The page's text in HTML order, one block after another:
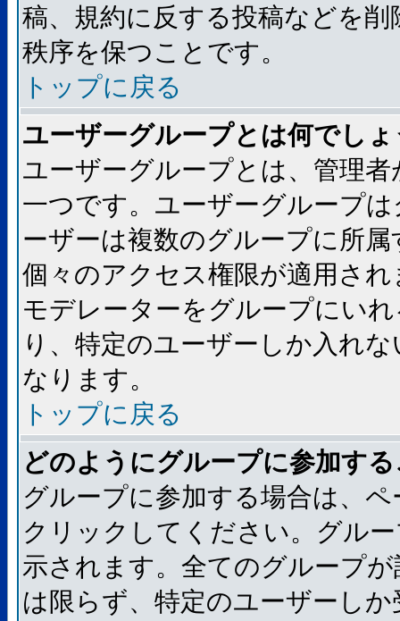
稿、規約に反する投稿などを
秩序を保つことです。
トップに戻る
ユーザーグループとは何でし
ユーザーグループとは、管理
一つです。ユーザーグループ
ーザーは複数のグループに所
個々のアクセス権限が適用さ
モデレーターをグループにい
り、特定のユーザーしか入れ
なります。
トップに戻る
どのようにグループに参加す
グループに参加する場合は、
クリックしてください。グル
示されます。全てのグループ
は限らず、特定のユーザーし